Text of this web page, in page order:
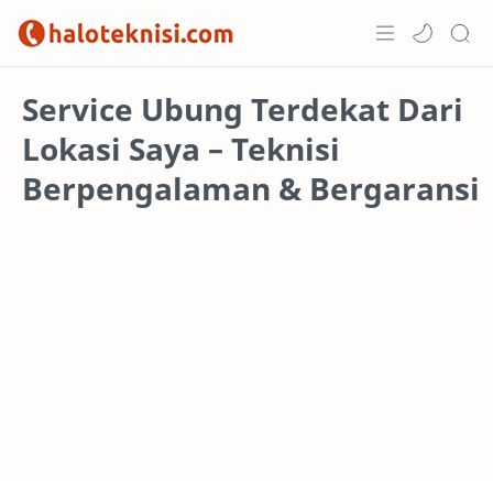
Projects
Service Ubung Terdekat Dari
Lokasi Saya – Teknisi
Berpengalaman & Bergaransi